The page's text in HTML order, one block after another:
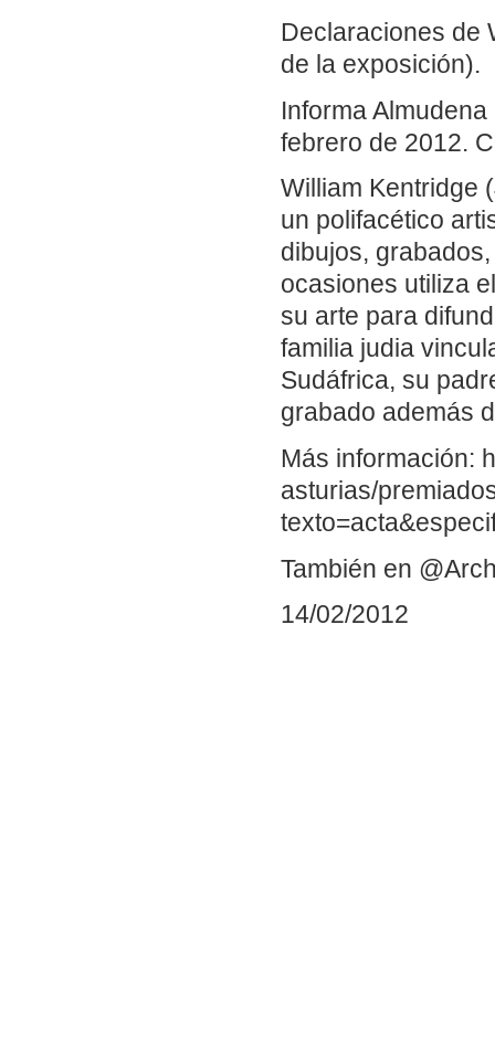
Declaraciones de
de la exposición).
Informa
febrero de 2012.
William Kentridge
un polifacético
dibujos,
ocasiones utiliza
su arte para
familia judia
Sudáfrica, su
grabado además
Más información:
asturias/
También en
14/02/2012